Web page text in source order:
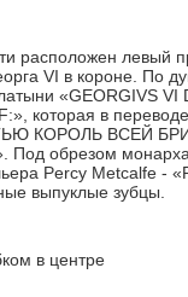
расположен левый
VI в короне. По
«GEORGIVS VI
которая в
КОРОЛЬ ВСЕЙ
обрезом
Percy Metcalfe -
выпуклые зубцы.
в центре